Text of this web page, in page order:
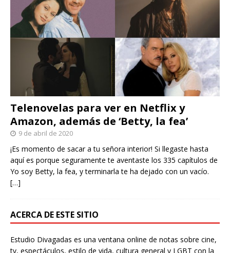
Telenovelas para ver en Netflix y
Amazon, además de ‘Betty, la fea’
9 de abril de 2020
¡Es momento de sacar a tu señora interior! Si llegaste hasta
aquí es porque seguramente te aventaste los 335 capítulos de
Yo soy Betty, la fea, y terminarla te ha dejado con un vacío.
[…]
ACERCA DE ESTE SITIO
Estudio Divagadas es una ventana online de notas sobre cine,
tv, espectáculos, estilo de vida, cultura general y LGBT con la